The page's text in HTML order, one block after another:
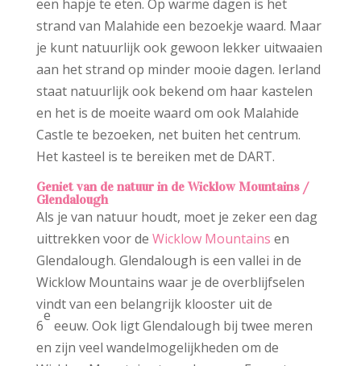
een hapje te eten. Op warme dagen is het
strand van Malahide een bezoekje waard. Maar
je kunt natuurlijk ook gewoon lekker uitwaaien
aan het strand op minder mooie dagen. Ierland
staat natuurlijk ook bekend om haar kastelen
en het is de moeite waard om ook Malahide
Castle te bezoeken, net buiten het centrum.
Het kasteel is te bereiken met de DART.
Geniet van de natuur in de Wicklow Mountains /
Glendalough
Als je van natuur houdt, moet je zeker een dag
uittrekken voor de Wicklow Mountains en
Glendalough. Glendalough is een vallei in de
Wicklow Mountains waar je de overblijfselen
vindt van een belangrijk klooster uit de
6
e
eeuw. Ook ligt Glendalough bij twee meren
en zijn veel wandelmogelijkheden om de